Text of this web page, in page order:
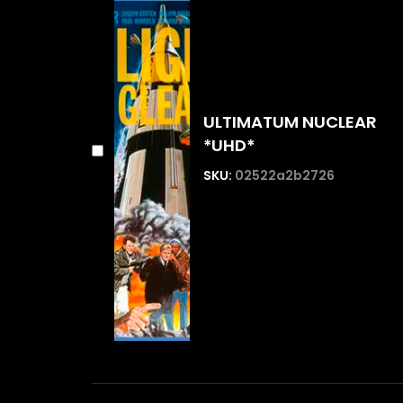
ULTIMATUM NUCLEAR
*UHD*
SKU: 02522a2b2726